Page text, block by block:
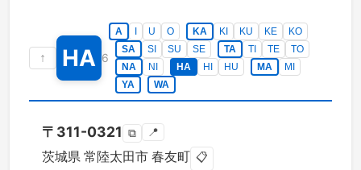
↑ HA 6
A U O KA KI KU KE
KO
SA
SI SU SE TA TI TE
TO
NA
NI HA HI HU MA
MI
YA
WA
〒 311-0321 ⧉ 📍
茨城県 常陸太田市 春友町 📋